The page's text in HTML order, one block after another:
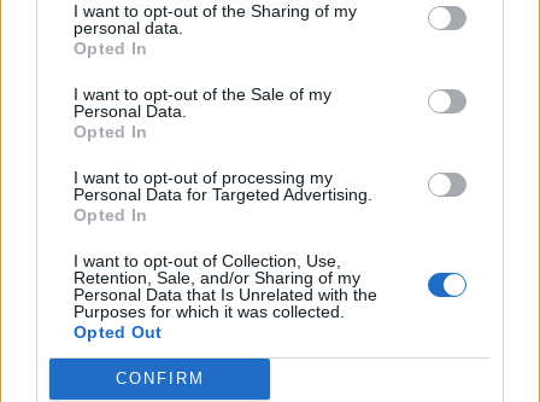
I want to opt-out of the Sharing of my
personal data.
Opted In
I want to opt-out of the Sale of my
Personal Data.
Opted In
I want to opt-out of processing my
Personal Data for Targeted Advertising.
Opted In
I want to opt-out of Collection, Use,
Retention, Sale, and/or Sharing of my
Personal Data that Is Unrelated with the
Purposes for which it was collected.
Opted Out
CONFIRM
Ο Peter Christopherson, ο Aubrey Powell και ο Storm Thorgerson της
ντοκιμαντέρ του Anton Corbijn. | Φωτ.: © Hipgnosis
Ελάχιστα συγκροτήματα έχουν συνδεθεί τόσο
άρρηκτα με τη δουλειά της Hipgnosis, όσο οι Pink
Floyd. Ωστόσο, δεν ήταν μόνο οι Pink Floyd που
συνδέθηκαν με την σπουδαία αυτή εταιρεία.